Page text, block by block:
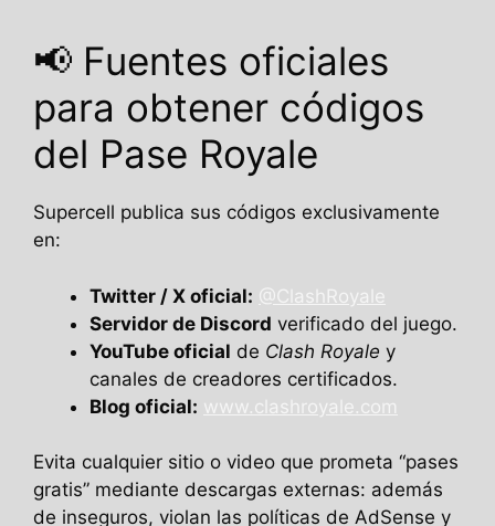
📢 Fuentes oficiales
para obtener códigos
del Pase Royale
Supercell publica sus códigos exclusivamente
en:
Twitter / X oficial: @ClashRoyale
Servidor de Discord verificado del juego.
YouTube oficial de Clash Royale y
canales de creadores certificados.
Blog oficial: www.clashroyale.com
Evita cualquier sitio o video que prometa “pases
gratis” mediante descargas externas: además
de inseguros, violan las políticas de AdSense y